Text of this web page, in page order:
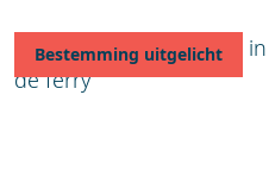
Bestemming uitgelicht